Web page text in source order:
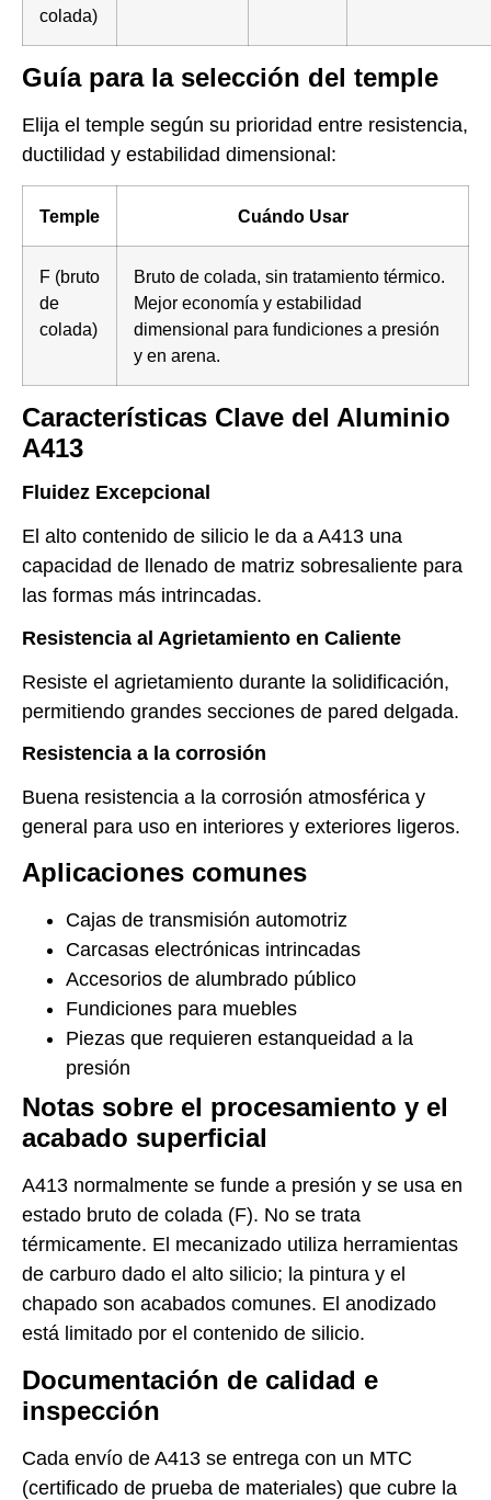
colada)
Guía para la selección del temple
Elija el temple según su prioridad entre resistencia,
ductilidad y estabilidad dimensional:
Temple Cuándo Usar
F (bruto
de
colada)
Bruto de colada, sin tratamiento térmico.
Mejor economía y estabilidad
dimensional para fundiciones a presión
y en arena.
Características Clave del Aluminio
A413
Fluidez Excepcional
El alto contenido de silicio le da a A413 una
capacidad de llenado de matriz sobresaliente para
las formas más intrincadas.
Resistencia al Agrietamiento en Caliente
Resiste el agrietamiento durante la solidificación,
permitiendo grandes secciones de pared delgada.
Resistencia a la corrosión
Buena resistencia a la corrosión atmosférica y
general para uso en interiores y exteriores ligeros.
Aplicaciones comunes
Cajas de transmisión automotriz
Carcasas electrónicas intrincadas
Accesorios de alumbrado público
Fundiciones para muebles
Piezas que requieren estanqueidad a la
presión
Notas sobre el procesamiento y el
acabado superficial
A413 normalmente se funde a presión y se usa en
estado bruto de colada (F). No se trata
térmicamente. El mecanizado utiliza herramientas
de carburo dado el alto silicio; la pintura y el
chapado son acabados comunes. El anodizado
está limitado por el contenido de silicio.
Documentación de calidad e
inspección
Cada envío de A413 se entrega con un MTC
(certificado de prueba de materiales) que cubre la